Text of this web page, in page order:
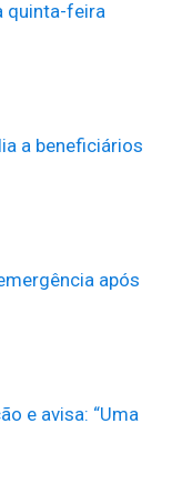
quinta-feira
a beneficiários
após
e avisa: “Uma